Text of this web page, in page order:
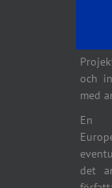
och
med
En
det